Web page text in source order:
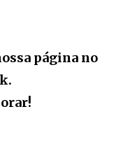
página no